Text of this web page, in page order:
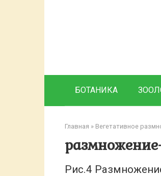
БОТАНИКА
Главная » Вегетативное
Рис.4